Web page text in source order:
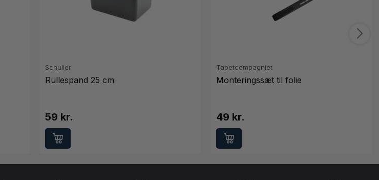
Schuller
Rullespand 25 cm
59 kr.
Tapetcompagniet
Monteringssæt til folie
49 kr.